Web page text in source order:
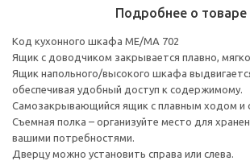
Подробнее о товаре
Код кухонного шкафа ME/MA 702
Ящик с доводчиком закрывается плавно,
Ящик напольного/высокого шкафа
обеспечивая удобный доступ к содержимому.
Cамозакрывающийся ящик с плавным ходом и
Съемная полка – организуйте место для
вашими потребностями.
Дверцу можно установить справа или слева.